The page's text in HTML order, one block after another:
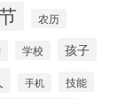
农历
学校 孩子
手机 技能